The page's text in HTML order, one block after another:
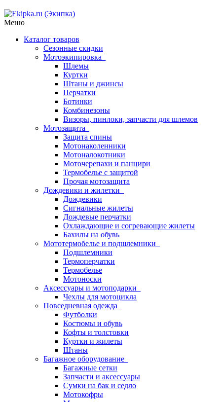
Меню
Каталог товаров
Сезонные скидки
Мотоэкипировка
Шлемы
Куртки
Штаны и джинсы
Перчатки
Ботинки
Комбинезоны
Визоры, пинлоки, запчасти для шлемов
Мотозащита
Защита спины
Мотонаколенники
Мотоналокотники
Моточерепахи и панцири
Термобелье с защитой
Прочая мотозащита
Дождевики и жилетки
Дождевики
Сигнальные жилеты
Дождевые перчатки
Охлаждающие и согревающие жилеты
Бахилы на обувь
Мототермобелье и подшлемники
Подшлемники
Термоперчатки
Термобелье
Мотоноски
Аксессуары и мотоподарки
Чехлы для мотоцикла
Повседневная одежда
Футболки
Костюмы и обувь
Кофты и толстовки
Куртки и жилеты
Штаны
Багажное оборудование
Багажные сетки
Запчасти и аксессуары
Сумки на бак и седло
Мотокофры